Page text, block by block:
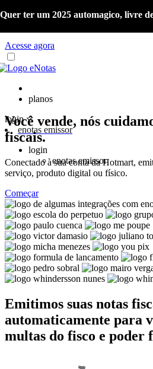
Já é cliente eNotas? Acesse o material
Acesse agora
Quer ter um 2025 automagico, livre
planos
login
enotas emissor
login
enotas emissor
Você vende, nós
fiscais.
Conectado à sua conta da Hotmart,
serviço, produto digital ou físico.
Começar
Emitimos suas notas
automaticamente para
multas do fisco e